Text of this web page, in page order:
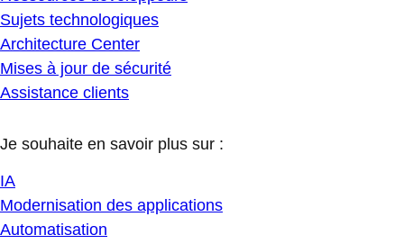
Sujets technologiques
Architecture Center
Mises à jour de sécurité
Assistance clients
Je souhaite en savoir plus sur :
IA
Modernisation des applications
Automatisation